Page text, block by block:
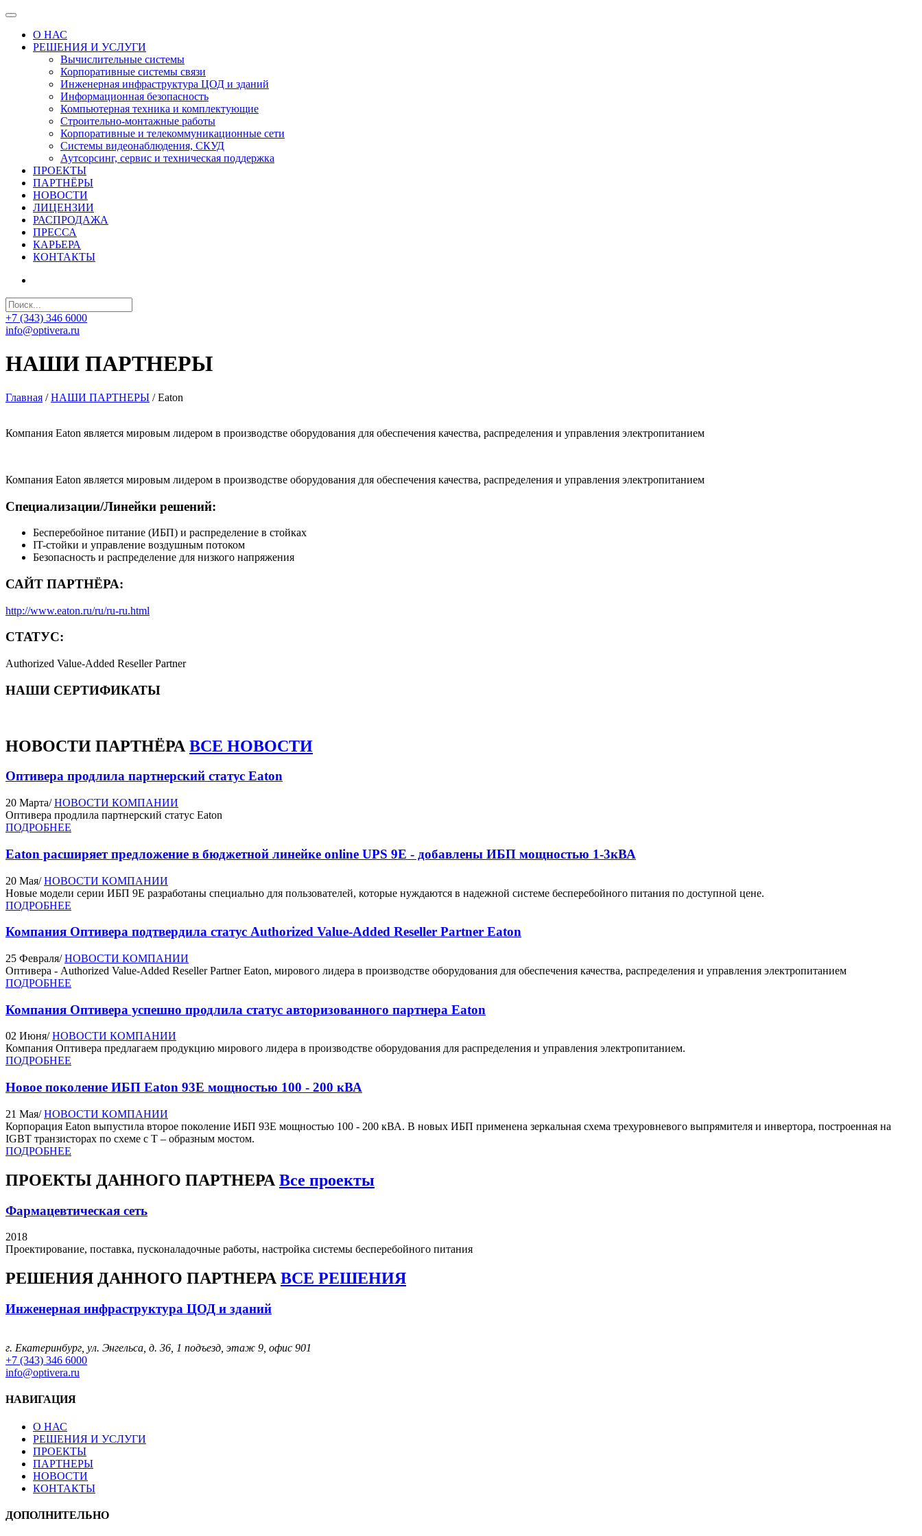
О НАС
РЕШЕНИЯ И УСЛУГИ
Вычислительные системы
Корпоративные системы связи
Инженерная инфраструктура ЦОД и зданий
Информационная безопасность
Компьютерная техника и комплектующие
Строительно-монтажные работы
Корпоративные и телекоммуникационные сети
Системы видеонаблюдения, СКУД
Аутсорсинг, сервис и техническая поддержка
ПРОЕКТЫ
ПАРТНЁРЫ
НОВОСТИ
ЛИЦЕНЗИИ
РАСПРОДАЖА
ПРЕССА
КАРЬЕРА
КОНТАКТЫ
+7 (343) 346 6000
info@optivera.ru
НАШИ ПАРТНЕРЫ
Главная / НАШИ ПАРТНЕРЫ / Eaton
Компания Eaton является мировым лидером в производстве оборудования для обеспечения качества, распределения и управления электропитанием
Компания Eaton является мировым лидером в производстве оборудования для обеспечения качества, распределения и управления электропитанием
Специализации/Линейки решений:
Бесперебойное питание (ИБП) и распределение в стойках
IT-стойки и управление воздушным потоком
Безопасность и распределение для низкого напряжения
САЙТ ПАРТНЁРА:
http://www.eaton.ru/ru/ru-ru.html
СТАТУС:
Authorized Value‐Added Reseller Partner
НАШИ СЕРТИФИКАТЫ
НОВОСТИ ПАРТНЁРА ВСЕ НОВОСТИ
Оптивера продлила партнерский статус Eaton
20 Марта/ НОВОСТИ КОМПАНИИ
Оптивера продлила партнерский статус Eaton
ПОДРОБНЕЕ
Eaton расширяет предложение в бюджетной линейке online UPS 9E - добавлены ИБП мощностью 1-3кВА
20 Мая/ НОВОСТИ КОМПАНИИ
​​​​​​​Новые модели серии ИБП 9Е разработаны специально для пользователей, которые нуждаются в надежной системе бесперебойного питания по доступной цене.
ПОДРОБНЕЕ
Компания Оптивера подтвердила статус Authorized Value‐Added Reseller Partner Eaton
25 Февраля/ НОВОСТИ КОМПАНИИ
Оптивера - Authorized Value‐Added Reseller Partner Eaton, мирового лидера в производстве оборудования для обеспечения качества, распределения и управления электропитанием
ПОДРОБНЕЕ
Компания Оптивера успешно продлила статус авторизованного партнера Eaton
02 Июня/ НОВОСТИ КОМПАНИИ
Компания Оптивера предлагаем продукцию мирового лидера в производстве оборудования для распределения и управления электропитанием.
ПОДРОБНЕЕ
Новое поколение ИБП Eaton 93Е мощностью 100 - 200 кВА
21 Мая/ НОВОСТИ КОМПАНИИ
Корпорация Eaton выпустила второе поколение ИБП 93Е мощностью 100 - 200 кВА. В новых ИБП применена зеркальная схема трехуровневого выпрямителя и инвертора, построенная на
IGBT транзисторах по схеме с Т – образным мостом.
ПОДРОБНЕЕ
ПРОЕКТЫ ДАННОГО ПАРТНЕРА Все проекты
Фармацевтическая сеть
2018
Проектирование, поставка, пусконаладочные работы, настройка системы бесперебойного питания
РЕШЕНИЯ ДАННОГО ПАРТНЕРА ВСЕ РЕШЕНИЯ
Инженерная инфраструктура ЦОД и зданий
г. Екатеринбург, ул. Энгельса, д. 36, 1 подъезд, этаж 9, офис 901
+7 (343) 346 6000
info@optivera.ru
НАВИГАЦИЯ
О НАС
РЕШЕНИЯ И УСЛУГИ
ПРОЕКТЫ
ПАРТНЕРЫ
НОВОСТИ
КОНТАКТЫ
ДОПОЛНИТЕЛЬНО